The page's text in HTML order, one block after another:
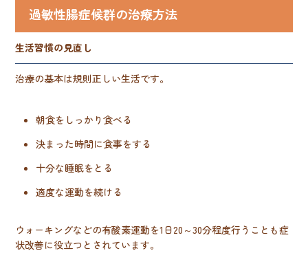
過敏性腸症候群の治療方法
生活習慣の見直し
治療の基本は規則正しい生活です。
朝食をしっかり食べる
決まった時間に食事をする
十分な睡眠をとる
適度な運動を続ける
ウォーキングなどの有酸素運動を1日20～30分程度行うことも症
状改善に役立つとされています。